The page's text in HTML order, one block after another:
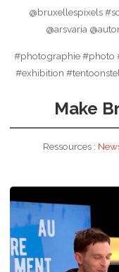
@bruxellespixels
@arsvaria
#photographie #photo
#exhibition
Make
Ressources :